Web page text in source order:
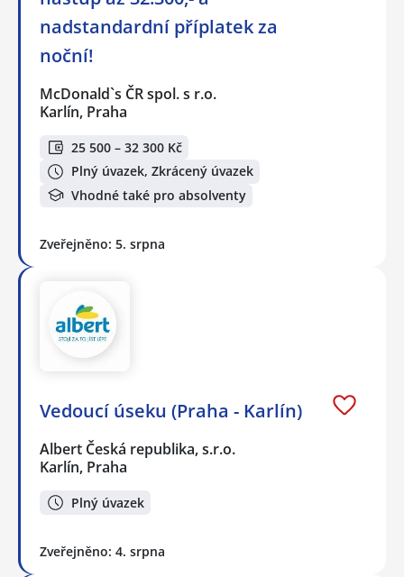
nadstandardní příplatek za
noční!
McDonald`s ČR spol. s r.o.
Karlín, Praha
25 500 – 32 300 Kč
Plný úvazek, Zkrácený úvazek
Vhodné také pro absolventy
Zveřejněno: 5. srpna
Vedoucí úseku (Praha - Karlín)
Albert Česká republika, s.r.o.
Karlín, Praha
Plný úvazek
Zveřejněno: 4. srpna